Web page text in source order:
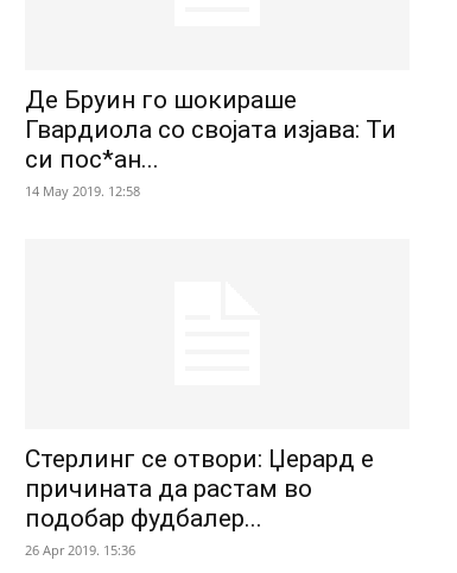
Де Бруин го шокираше
Гвардиола со својата изјава: Ти
си пос*ан...
14 May 2019. 12:58
Стерлинг се отвори: Џерард е
причината да растам во
подобар фудбалер...
26 Apr 2019. 15:36